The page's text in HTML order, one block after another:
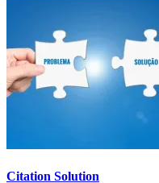
Citation Solution